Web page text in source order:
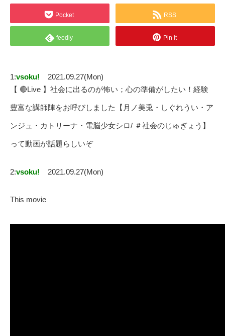
Pocket RSS
feedly Pin it
1:vsoku!
2021.09.27(Mon)
【 🔴Live 】社会に出るのが怖い；心の準備がしたい！経験
豊富な講師陣をお呼びしました【月ノ美兎・しぐれうい・ア
ンジュ・カトリーナ・電脳少女シロ/ ＃社会のじゅぎょう】
って動画が話題らしいぞ
2:vsoku! 2021.09.27(Mon)
This movie